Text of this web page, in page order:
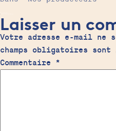
Laisser un
Votre adresse e-mail ne
champs obligatoires sont
Commentaire *